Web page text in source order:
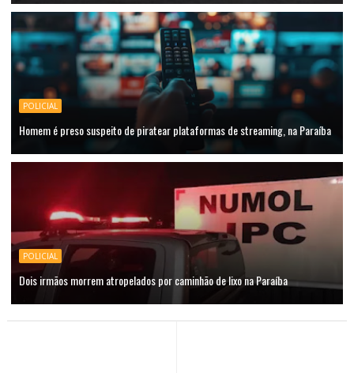
POLICIAL
Homem é preso suspeito de piratear plataformas de streaming, na Paraíba
POLICIAL
Dois irmãos morrem atropelados por caminhão de lixo na Paraíba